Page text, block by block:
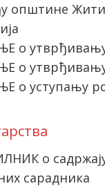
општине
о утврђивању
о утврђивању
о уступању
о
сарадника